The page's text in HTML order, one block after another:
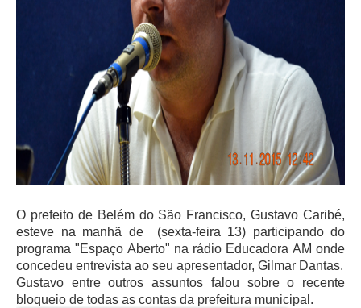
O prefeito de Belém do São Francisco, Gustavo Caribé,
esteve na manhã de (sexta-feira 13) participando do
programa "Espaço Aberto" na rádio Educadora AM onde
concedeu entrevista ao seu apresentador, Gilmar Dantas.
Gustavo entre outros assuntos falou sobre o recente
bloqueio de todas as contas da prefeitura municipal.